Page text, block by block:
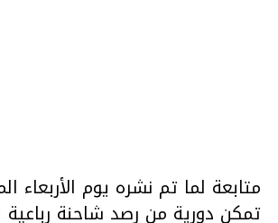
متابعة لما تم نشره يوم الأربعاء
تمكن دورية من رصد شاحنة